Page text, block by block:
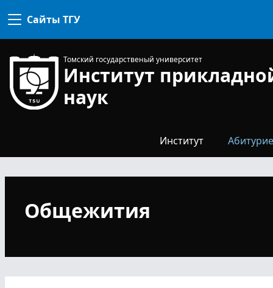
Сайты ТГУ
Томский государственый университет
Институт
наук
Институт
Общежития